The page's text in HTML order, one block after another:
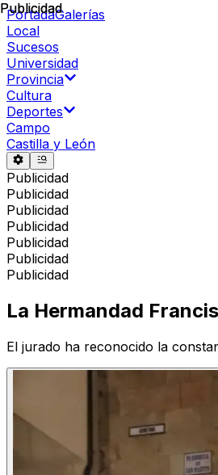
PortadaGalerías
Local
Sucesos
Universidad
Provincia
Cultura
Deportes
Campo
Castilla y León
Publicidad
Publicidad
Publicidad
Publicidad
Publicidad
Publicidad
Publicidad
Publicidad
La Hermandad
El jurado ha reconocido la
Publicidad